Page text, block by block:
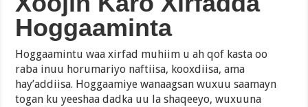
Hoggaaminta
Hoggaamintu waa xirfad muhiim u ah qof kasta oo
raba inuu horumariyo naftiisa, kooxdiisa, ama
hay’addiisa. Hoggaamiye wanaagsan wuxuu saamayn
togan ku yeeshaa dadka uu la shaqeeyo, wuxuuna